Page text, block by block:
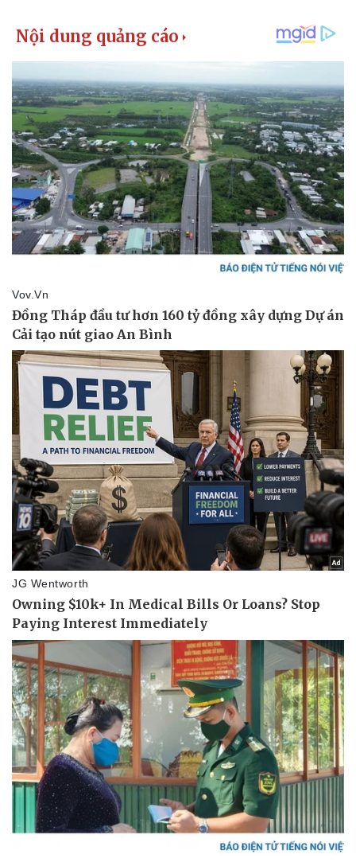
Pháp luật
Vụ án
Tin nóng
Tư vấn luật
Quân sự - Quốc phòng
Vũ khí
Việt Nam
Phân tích